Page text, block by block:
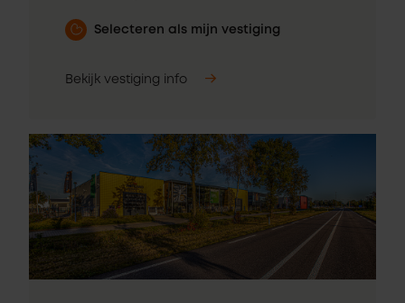
Selecteren als mijn vestiging
Bekijk vestiging info